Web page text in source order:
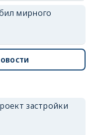
мирного
застройки